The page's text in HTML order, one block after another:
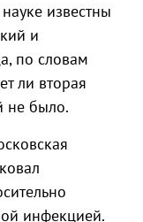
известны
и
по словам
ли вторая
не было.
инфекцией.